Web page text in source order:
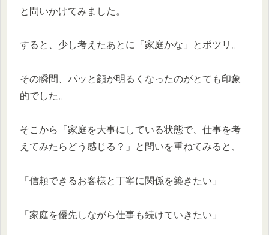
と問いかけてみました。
すると、少し考えたあとに「家庭かな」とポツリ。
その瞬間、パッと顔が明るくなったのがとても印象
的でした。
そこから「家庭を大事にしている状態で、仕事を考
えてみたらどう感じる？」と問いを重ねてみると、
「信頼できるお客様と丁寧に関係を築きたい」
「家庭を優先しながら仕事も続けていきたい」